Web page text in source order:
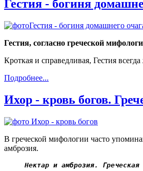
Гестия - богиня
Гестия, согласно греческой
Кроткая и справедливая, Гестия
Подробнее...
Ихор - кровь богов.
В греческой мифологии часто
амброзия.
Нектар и амброзия. Греческая